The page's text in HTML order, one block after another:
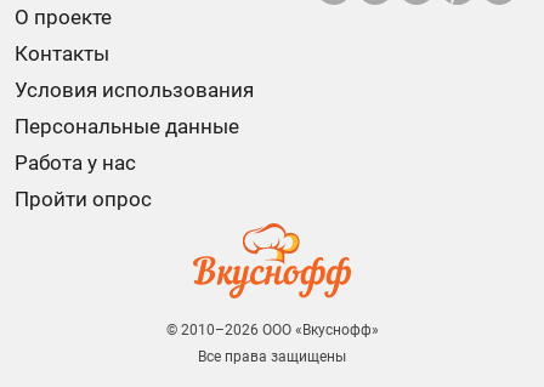
О проекте
Контакты
Условия использования
Персональные данные
Работа у нас
Пройти опрос
© 2010–2026 ООО «Вкуснофф»
Все права защищены